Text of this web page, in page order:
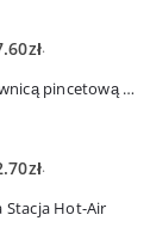
zł.
Quick TS6 Stacja lutownicza z lutownicą pincetową 60W
zł.
Stacja Hot-Air